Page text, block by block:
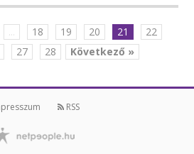
... 18 19 20 21
22
27 28 Következő »
RSS